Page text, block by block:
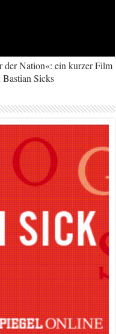
der Nation«: ein kurzer Film
Sicks